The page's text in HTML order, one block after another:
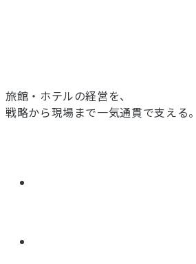
旅館・ホテルの経営を、
戦略から現場まで一気通貫で支える。